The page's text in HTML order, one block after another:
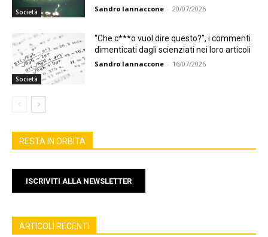
Società Sandro Iannaccone - 20/07/2026
Società
“Che c***o vuol dire questo?”, i commenti
dimenticati dagli scienziati nei loro articoli
Sandro Iannaccone - 16/07/2026
RESTA IN ORBITA
ISCRIVITI ALLA NEWSLETTER
ARTICOLI RECENTI